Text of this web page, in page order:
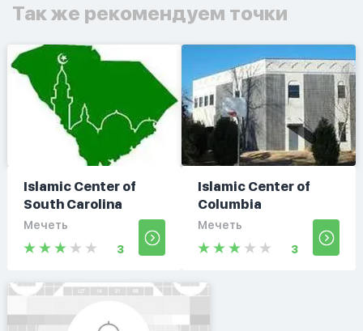
Так же рекомендуем точки
Islamic Center of
South Carolina
Мечеть
3
Islamic Center of
Columbia
Мечеть
3